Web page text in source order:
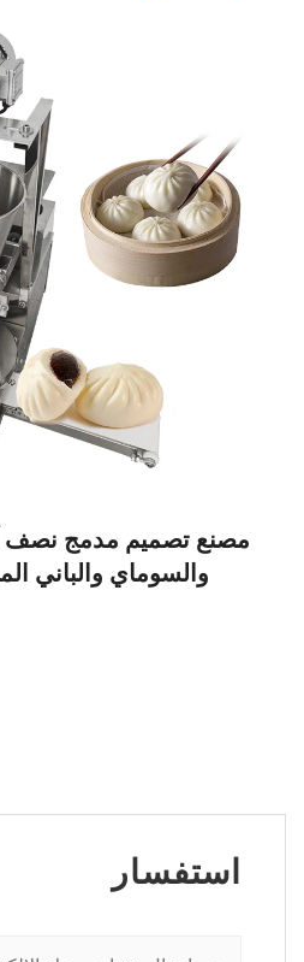
مصنع تصميم مدمج نصف
والسوماي والباني
استفسار